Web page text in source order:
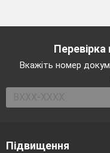
Вкажіть номер
Підвищення